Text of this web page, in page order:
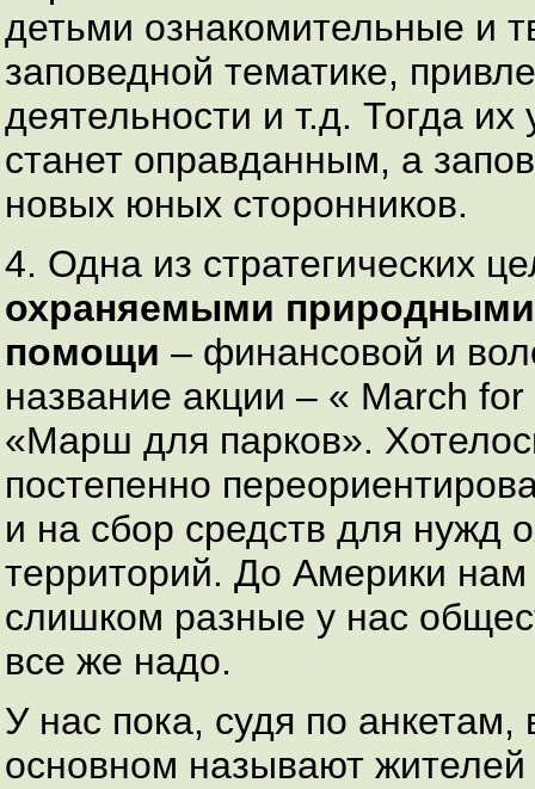
детьми ознакомительные и
заповедной тематике,
деятельности и т.д. Тогда
станет оправданным, а
новых юных сторонников.
4. Одна из стратегических
охраняемыми
помощи – финансовой и
название акции – « March
«Марш для парков».
постепенно
и на сбор средств для нужд
территорий. До Америки
слишком разные у нас
все же надо.
У нас пока, судя по
основном называют